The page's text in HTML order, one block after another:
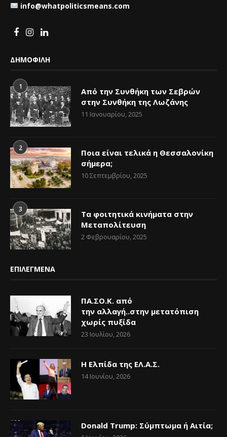
info@whatpoliticsmeans.com
ΔΗΜΟΦΙΛΗ
1
Από την Συνθήκη των Σεβρών
στην Συνθήκη της Λωζάνης
11 Ιανουαρίου, 2025
2
Ποια είναι τελικά η Θεσσαλονίκη
σήμερα;
10 Σεπτεμβρίου, 2025
3
Τα φοιτητικά κινήματα στην
Μεταπολίτευση
2 Φεβρουαρίου, 2025
ΕΠΙΛΕΓΜΕΝΑ
ΠΑ.ΣΟ.Κ. από
την αλλαγή..στην μετατόπιση
χωρίς πυξίδα
23 Ιουλίου, 2026
Η Ελπίδα της ΕΛ.Α.Σ.
14 Ιουνίου, 2026
Donald Trump: Σύμπτωμα ή Αιτία;